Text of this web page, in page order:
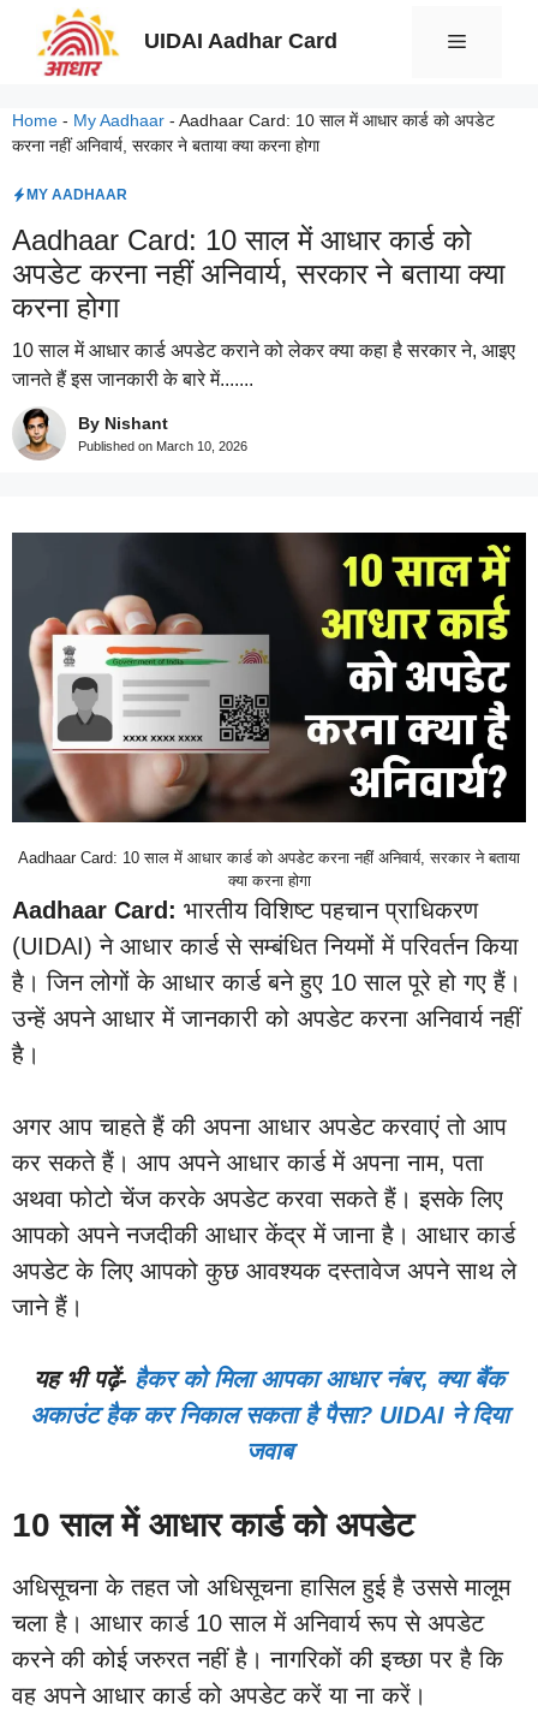
UIDAI Aadhar Card Menu
Home - My Aadhaar - Aadhaar Card: 10 साल में आधार कार्ड को अपडेट
करना नहीं अनिवार्य, सरकार ने बताया क्‍या करना होगा
MY AADHAAR
Aadhaar Card: 10 साल में आधार कार्ड को
अपडेट करना नहीं अनिवार्य, सरकार ने बताया क्‍या
करना होगा
10 साल में आधार कार्ड अपडेट कराने को लेकर क्या कहा है सरकार ने, आइए
जानते हैं इस जानकारी के बारे में.......
By Nishant
Published on March 10, 2026
Aadhaar Card: 10 साल में आधार कार्ड को अपडेट करना नहीं अनिवार्य, सरकार ने बताया
क्‍या करना होगा
Aadhaar Card: भारतीय विशिष्ट पहचान प्राधिकरण
(UIDAI) ने आधार कार्ड से सम्बंधित नियमों में परिवर्तन किया
है। जिन लोगों के आधार कार्ड बने हुए 10 साल पूरे हो गए हैं।
उन्हें अपने आधार में जानकारी को अपडेट करना अनिवार्य नहीं
है।
अगर आप चाहते हैं की अपना आधार अपडेट करवाएं तो आप
कर सकते हैं। आप अपने आधार कार्ड में अपना नाम, पता
अथवा फोटो चेंज करके अपडेट करवा सकते हैं। इसके लिए
आपको अपने नजदीकी आधार केंद्र में जाना है। आधार कार्ड
अपडेट के लिए आपको कुछ आवश्यक दस्तावेज अपने साथ ले
जाने हैं।
यह भी पढ़ें- हैकर को मिला आपका आधार नंबर, क्या बैंक
अकाउंट हैक कर निकाल सकता है पैसा? UIDAI ने दिया
जवाब
10 साल में आधार कार्ड को अपडेट
अधिसूचना के तहत जो अधिसूचना हासिल हुई है उससे मालूम
चला है। आधार कार्ड 10 साल में अनिवार्य रूप से अपडेट
करने की कोई जरुरत नहीं है। नागरिकों की इच्छा पर है कि
वह अपने आधार कार्ड को अपडेट करें या ना करें।